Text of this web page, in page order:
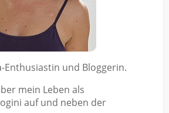
Enthusiastin und Bloggerin.
mein Leben als
auf und neben der